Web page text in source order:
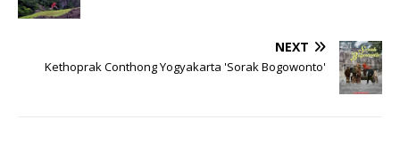
NEXT
Kethoprak Conthong Yogyakarta 'Sorak Bogowonto'